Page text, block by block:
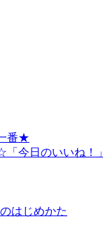
番★
今日のいいね！」
はじめかた